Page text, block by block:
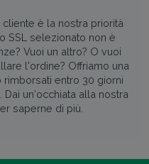
è la nostra priorità
SSL selezionato non è
Vuoi un altro? O vuoi
l'ordine? Offriamo una
rimborsati entro 30 giorni
Dai un'occhiata alla nostra
saperne di più.